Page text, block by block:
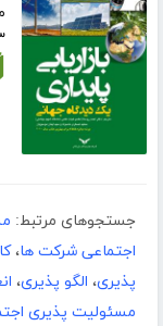
جستجوهای مرتبط:
اجتماعی شرکت ها،
پذیری، الگو پذیری،
مسئولیت پذیری